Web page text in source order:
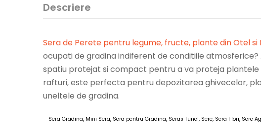
Descriere
Sera de Perete pentru legume, fructe, plante din Otel si
ocupati de gradina indiferent de conditiile
spatiu protejat si compact pentru a va proteja plantele
rafturi, este perfecta pentru depozitarea ghivecelor,
uneltele de gradina.
Sera Gradina, Mini Sera, Sera pentru Gradina, Seras Tunel, Sere, Sera Flori,